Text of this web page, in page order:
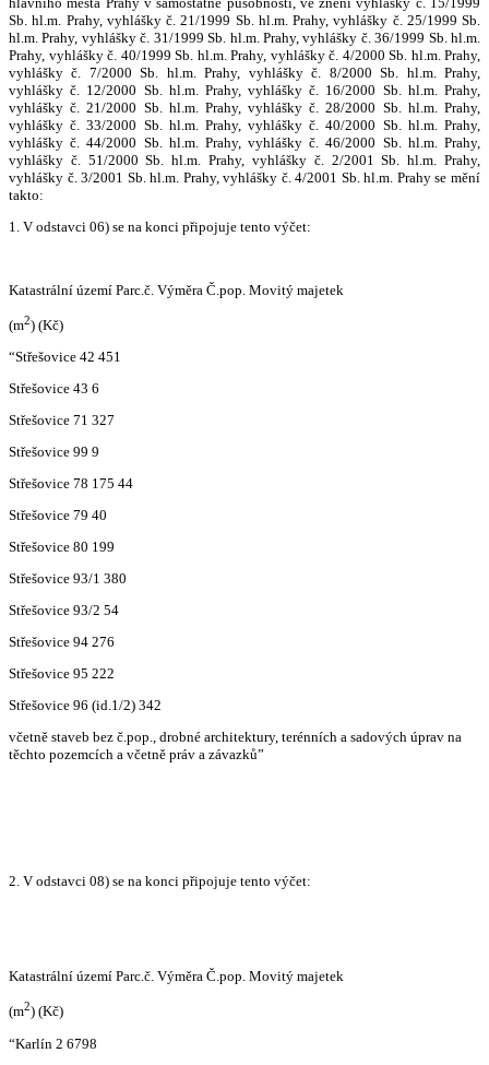
Sb. hl.m. Prahy, vyhlášky č. 21/1999 Sb. hl.m. Prahy, vyhlášky č. 25/1999 Sb.
hl.m. Prahy, vyhlášky č. 31/1999 Sb. hl.m. Prahy, vyhlášky č. 36/1999 Sb. hl.m.
Prahy, vyhlášky č. 40/1999 Sb. hl.m. Prahy, vyhlášky č. 4/2000 Sb. hl.m. Prahy,
vyhlášky č. 7/2000 Sb. hl.m. Prahy, vyhlášky č. 8/2000 Sb. hl.m. Prahy,
vyhlášky č. 12/2000 Sb. hl.m. Prahy, vyhlášky č. 16/2000 Sb. hl.m. Prahy,
vyhlášky č. 21/2000 Sb. hl.m. Prahy, vyhlášky č. 28/2000 Sb. hl.m. Prahy,
vyhlášky č. 33/2000 Sb. hl.m. Prahy, vyhlášky č. 40/2000 Sb. hl.m. Prahy,
vyhlášky č. 44/2000 Sb. hl.m. Prahy, vyhlášky č. 46/2000 Sb. hl.m. Prahy,
vyhlášky č. 51/2000 Sb. hl.m. Prahy, vyhlášky č. 2/2001 Sb. hl.m. Prahy,
vyhlášky č. 3/2001 Sb. hl.m. Prahy, vyhlášky č. 4/2001 Sb. hl.m. Prahy se mění
takto:
1. V odstavci 06) se na konci připojuje tento výčet:
Katastrální území Parc.č. Výměra Č.pop. Movitý majetek
(m2) (Kč)
“Střešovice 42 451
Střešovice 43 6
Střešovice 71 327
Střešovice 99 9
Střešovice 78 175 44
Střešovice 79 40
Střešovice 80 199
Střešovice 93/1 380
Střešovice 93/2 54
Střešovice 94 276
Střešovice 95 222
Střešovice 96 (id.1/2) 342
včetně staveb bez č.pop., drobné architektury, terénních a sadových úprav na
těchto pozemcích a včetně práv a závazků”
2. V odstavci 08) se na konci připojuje tento výčet:
Katastrální území Parc.č. Výměra Č.pop. Movitý majetek
(m2) (Kč)
“Karlín 2 6798